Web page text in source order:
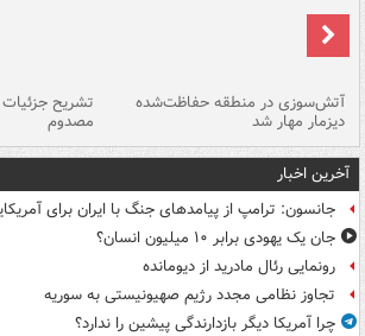
آتش‌سوزی در منطقه حفاظت‌شده
دیزمار مهار شد مصدوم
آخرین اخبار
جانسون: ترامپ از پیامدهای جنگ با ایران برای
جان یک یهودی برابر ۱۰ میلیون انسان؟
رونمایی رئال مادرید از دیومانده
تجاوز نظامی مجدد رژیم صهیونیستی به سوریه
چرا آمریکا دیگر بازدارندگی پیشین را ندارد؟